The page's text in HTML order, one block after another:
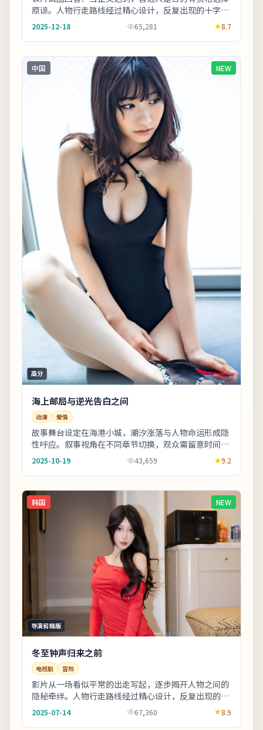
原谅。人物行走路线经过精心设计，反复出现的十字路
口象征抉择。影片中出现的地标多为实景拍摄，旅行
2025-12-18 65,281 8.7
中国 NEW
高分
海上邮局与逆光告白之间
动漫 爱情
故事舞台设定在海港小城，潮汐涨落与人物命运形成隐
性呼应。叙事视角在不同章节切换，观众需留意时间标
注以免迷路。上线之后口碑分化属正常现象，建议亲
2025-10-19 43,659 9.2
韩国 NEW
导演剪辑版
冬至钟声归来之前
电视剧 冒险
影片从一场看似平常的出走写起，逐步揭开人物之间的
隐秘牵绊。人物行走路线经过精心设计，反复出现的十
字路口象征抉择。影片中出现的地标多为实景拍摄，
旅...
2025-07-14 67,360 8.9